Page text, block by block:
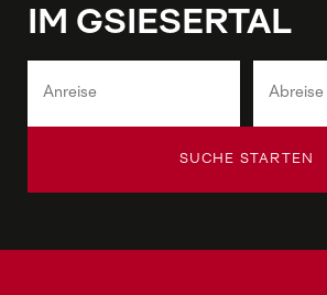
IM GSIESERTAL
SUCHE STARTEN